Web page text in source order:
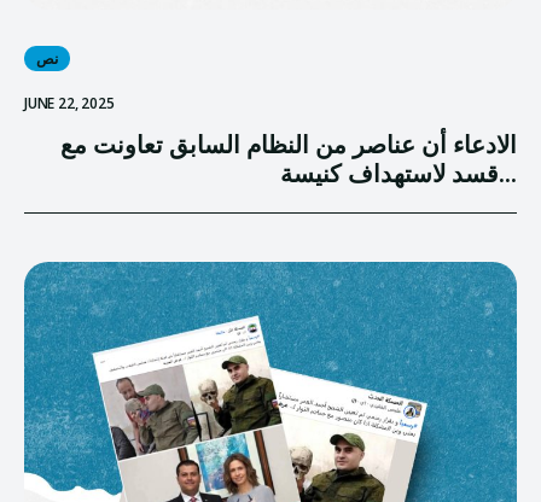
نص
JUNE 22, 2025
الادعاء أن عناصر من النظام السابق تعاونت مع
قسد لاستهداف كنيسة...